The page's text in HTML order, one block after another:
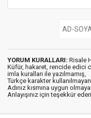
YORUM KURALLARI: Risale
Küfür, hakaret, rencide edici
imla kuralları ile yazılmamış,
Türkçe karakter
Adınız kısmına uygun
Anlayışınız için teşekkür